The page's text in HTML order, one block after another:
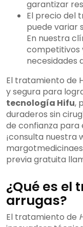
garantizar
El precio del
puede variar
En nuestra
competitivos
necesidades
El tratamiento de
y segura para
tecnología Hifu,
duraderos sin
de confianza para
¡consulta nuestra
previa gratuita
¿Qué es el
arrugas?
El tratamiento de